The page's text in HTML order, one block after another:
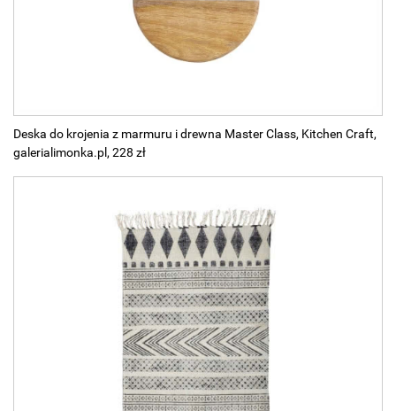
Deska do krojenia z marmuru i drewna Master Class, Kitchen Craft,
galerialimonka.pl, 228 zł